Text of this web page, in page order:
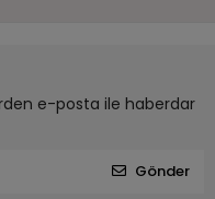
e-posta ile haberdar
Gönder